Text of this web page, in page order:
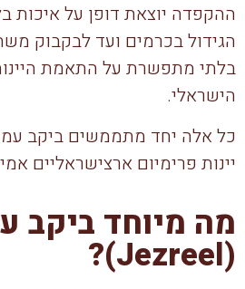
ההקפדה יוצאת דופן על
הגידול בכרמים ועד לבקבוק
בלתי מתפשרת על התאמת
הישראלי.
כל אלה יחד מתממשים ביקב
יינות פרימיום ארצישראליים
מה מיוחד ביקב
(Jezreel)?